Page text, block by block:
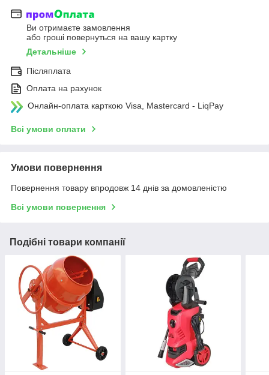
Ви отримаєте замовлення
або гроші повернуться на вашу картку
Детальніше
Післяплата
Оплата на рахунок
Онлайн-оплата карткою Visa, Mastercard - LiqPay
Всі умови оплати
Умови повернення
Повернення товару впродовж 14 днів за домовленістю
Всі умови повернення
Подібні товари компанії